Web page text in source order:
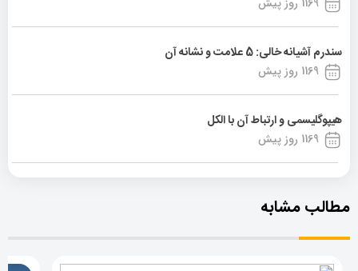
سندرم آشیانه خالی: 5 علامت و نشانه آن
1169 روز پیش
هیپوگلیسمی و ارتباط آن با الکل
1169 روز پیش
مطالب مشابه